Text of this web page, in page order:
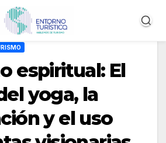
espiritual: El
yoga, la
y el uso